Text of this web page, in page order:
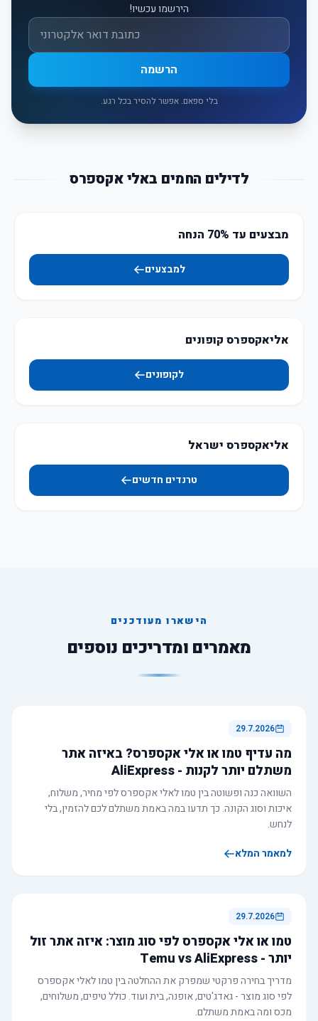
הירשמו עכשיו!
אימייל
הרשמה
בלי ספאם. אפשר להסיר בכל רגע.
לדילים החמים באלי אקספרס
מבצעים עד 70% הנחה
למבצעים
אליאקספרס קופונים
לקופונים
אליאקספרס ישראל
טרנדים חדשים
הישארו מעודכנים
מאמרים ומדריכים נוספים
29.7.2026
מה עדיף טמו או אלי אקספרס? באיזה אתר
משתלם יותר לקנות - AliExpress
השוואה כנה ופשוטה בין טמו לאלי אקספרס לפי מחיר, משלוח,
איכות וסוג הקונה. כך תדעו במה באמת משתלם לכם להזמין, בלי
לנחש.
למאמר המלא
29.7.2026
טמו או אלי אקספרס לפי סוג מוצר: איזה אתר זול
יותר - Temu vs AliExpress
מדריך בחירה פרקטי שמפרק את ההחלטה בין טמו לאלי אקספרס
לפי סוג מוצר - גאדג'טים, אופנה, בית ועוד. כולל טיפים, משלוחים,
מכס ומה באמת משתלם.